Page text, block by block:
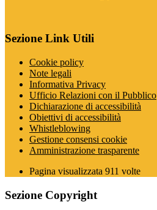
Sezione Link Utili
Cookie policy
Note legali
Informativa Privacy
Ufficio Relazioni con il Pubblico
Dichiarazione di accessibilità
Obiettivi di accessibilità
Whistleblowing
Gestione consensi cookie
Amministrazione trasparente
Pagina visualizzata 911 volte
Sezione Copyright